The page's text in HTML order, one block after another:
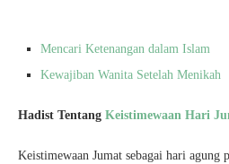
Mencari Ketenangan dalam Islam
Kewajiban Wanita Setelah Menikah
Hadist Tentang Keistimewaan Hari
Keistimewaan Jumat sebagai hari agung